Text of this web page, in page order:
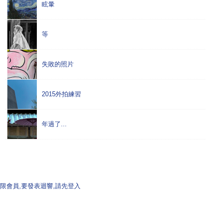
眩暈
等
失敗的照片
2015外拍練習
年過了...
限會員,要發表迴響,請先登入